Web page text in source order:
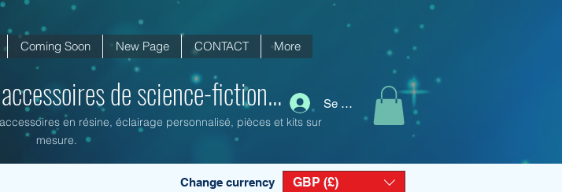
Coming Soon New Page CONTACT More
Se connecter
de science-fiction...
en résine, éclairage personnalisé, pièces et kits sur
mesure.
Change currency GBP (£)